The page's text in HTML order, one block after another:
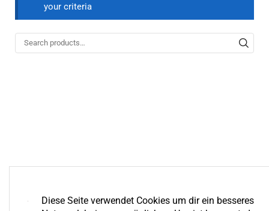
your criteria
Diese Seite verwendet Cookies um dir ein besseres